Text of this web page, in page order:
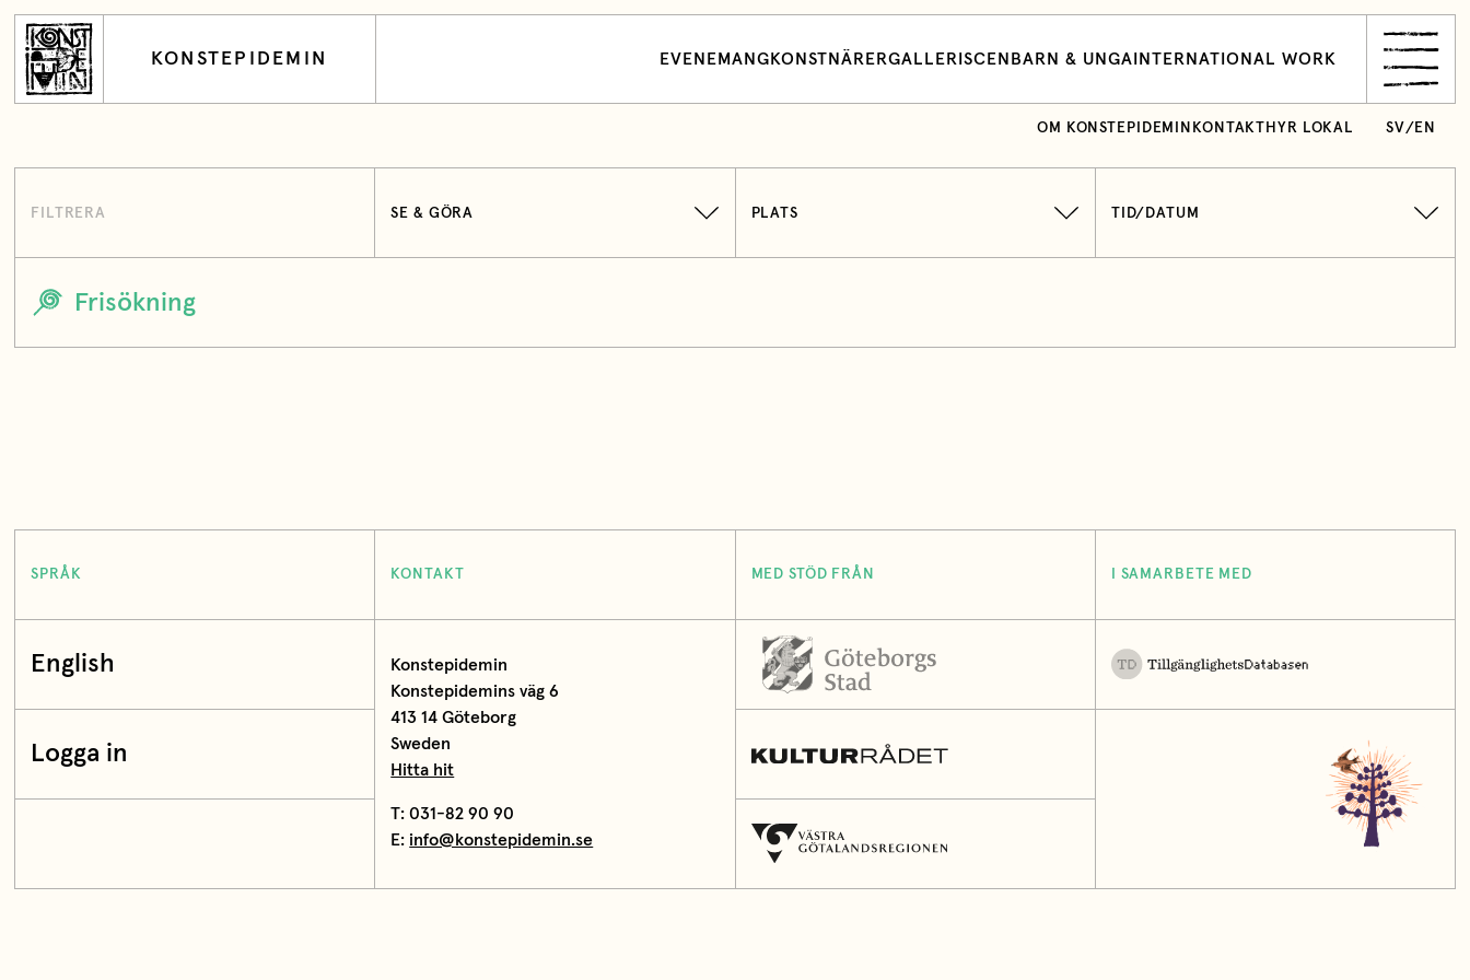
KONSTEPIDEMIN EVENEMANG KONSTNÄRERGALLERI SCEN BARN & UNGA INTERNATIONAL WORK
OM KONSTEPIDEMIN KONTAKT HYR LOKAL SV/ EN
FILTRERA SE & GÖRA PLATS TID/DATUM
SPRÅK
English
Logga in
KONTAKT
Konstepidemin
Konstepidemins väg 6
413 14 Göteborg
Sweden
Hitta hit
T: 031-82 90 90
E: info@konstepidemin.se
MED STÖD FRÅN I SAMARBETE MED